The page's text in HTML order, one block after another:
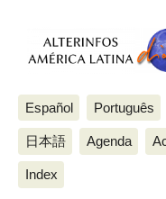
Español Português
日本語 Agenda
Index